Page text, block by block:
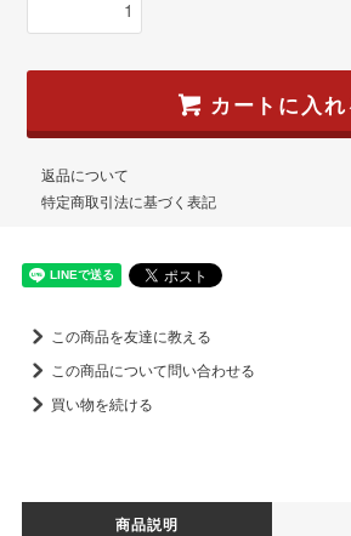
カートに入れ
返品について
特定商取引法に基づく表記
この商品を友達に教える
この商品について問い合わせる
買い物を続ける
商品説明